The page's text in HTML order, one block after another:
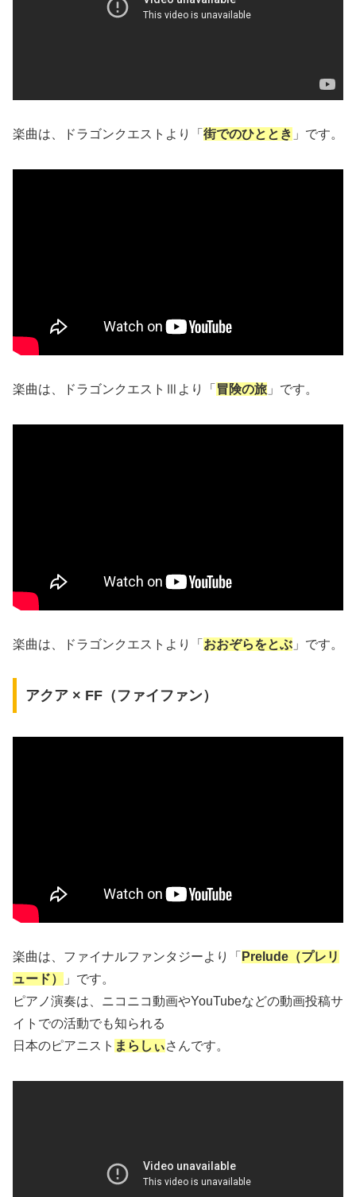
楽曲は、ドラゴンクエストより「 街でのひととき 」です。
楽曲は、ドラゴンクエストⅢより「 冒険の旅 」です。
楽曲は、ドラゴンクエストより「 おおぞらをとぶ 」です。
アクア × FF（ファイファン）
楽曲は、ファイナルファンタジーより「 Prelude（プレリ
ュード）
」です。
ピアノ演奏は、ニコニコ動画やYouTubeなどの動画投稿サ
イトでの活動でも知られる
日本のピアニスト まらしぃさんです。